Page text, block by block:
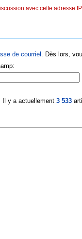
de courriel . Dès lors,
Il y a actuellement 3 533
avec cette adresse IP